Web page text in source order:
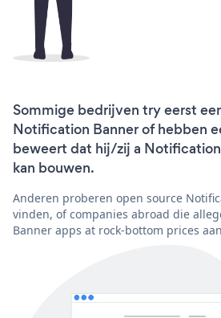
Sommige bedrijven try eerst
Notification Banner of hebben
beweert dat hij/zij a
kan bouwen.
Anderen proberen open source
vinden, of companies abroad die
Banner apps at rock-bottom prices